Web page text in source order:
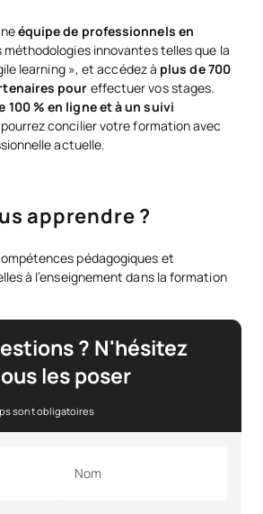
équipe de professionnels en
méthodologies innovantes telles que la
learning », et accédez à plus de 700
pour effectuer vos stages.
100 % en ligne et à un suivi
concilier votre formation avec
actuelle.
apprendre ?
pédagogiques et
à l’enseignement dans la formation
? N'hésitez
les poser
sont obligatoires
Nom